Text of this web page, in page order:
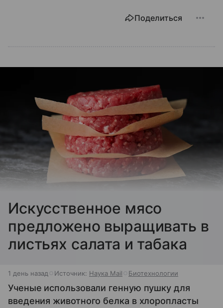
Поделиться
Искусственное мясо
предложено выращивать в
листьях салата и табака
1 день назад Источник: Наука Mail Биотехнологии
Ученые использовали генную пушку для
введения животного белка в хлоропласты